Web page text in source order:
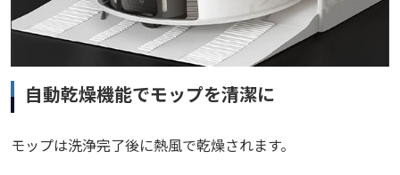
自動乾燥機能でモップを清潔に
モップは洗浄完了後に熱風で乾燥されます。